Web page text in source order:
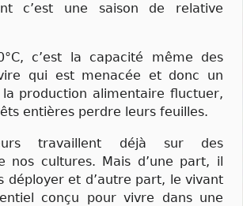
c’est une saison de relative
c’est la capacité même des
qui est menacée et donc un
production alimentaire fluctuer,
entières perdre leurs feuilles.
travaillent déjà sur des
nos cultures. Mais d’une part, il
déployer et d’autre part, le vivant
conçu pour vivre dans une